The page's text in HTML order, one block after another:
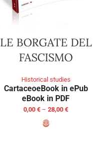
LE BORGATE DEL
FASCISMO
Historical studies
CartaceoeBook in ePub
eBook in PDF
0,00 € – 28,00 €